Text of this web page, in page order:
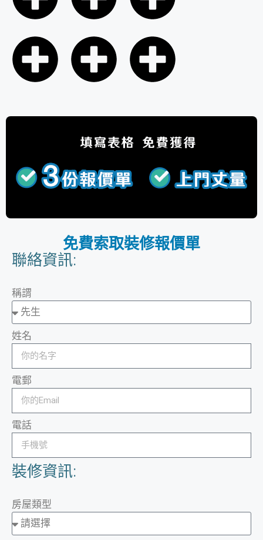
免費索取裝修報價單
聯絡資訊:
稱謂
姓名
電郵
電話
裝修資訊:
房屋類型